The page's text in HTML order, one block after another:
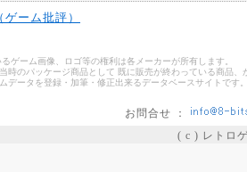
ゲーム批評）
ゲーム画像、ロゴ等の権利は各メーカーが所有します。
時のパッケージ商品として 既に販売が終わっている商品
データを登録・加筆・修正出来るデータベースサイトで
お問合せ ：
( c ) レトロ